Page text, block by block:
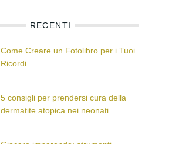
RECENTI
Come Creare un Fotolibro per i Tuoi
Ricordi
5 consigli per prendersi cura della
dermatite atopica nei neonati